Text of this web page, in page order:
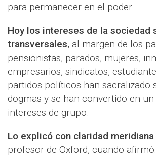
para permanecer en el poder.
Hoy los intereses de la sociedad
transversales, al margen de los
pensionistas, parados, mujeres,
empresarios, sindicatos,
partidos políticos han sacralizado
dogmas y se han convertido en
intereses de grupo.
Lo explicó con claridad
profesor de Oxford, cuando afirmó: